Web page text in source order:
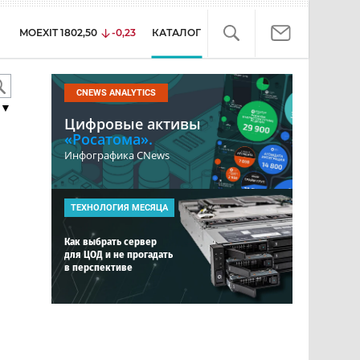
MOEXIT 1802,50 -0,23 КАТАЛОГ
CNEWS ANALYTICS
Цифровые активы
«Росатома».
Инфографика CNews
ТЕХНОЛОГИЯ МЕСЯЦА
Как выбрать сервер
для ЦОД и не прогадать
в перспективе